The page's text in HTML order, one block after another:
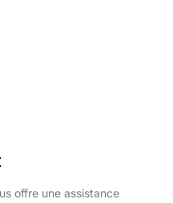
offre une assistance